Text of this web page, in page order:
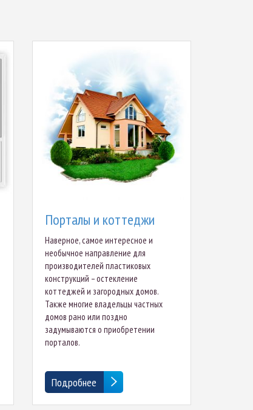
Порталы и коттеджи
Наверное, самое интересное и
необычное направление для
производителей пластиковых
конструкций – остекление
коттеджей и загородных домов.
Также многие владельцы частных
домов рано или поздно
задумываются о приобретении
порталов.
Подробнее